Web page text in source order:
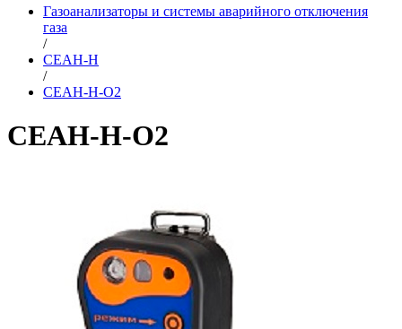
Газоанализаторы и системы аварийного отключения
газа
/
СЕАН-Н
/
СЕАН-Н-О2
СЕАН-Н-О2